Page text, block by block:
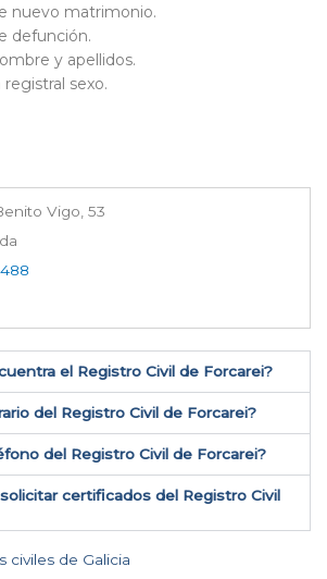
nuevo matrimonio.
defunción.
y apellidos.
sexo.
Vigo, 53
el Registro Civil de Forcarei​?
del Registro Civil de Forcarei?
del Registro Civil de Forcarei​?
certificados del Registro Civil
civiles de Galicia